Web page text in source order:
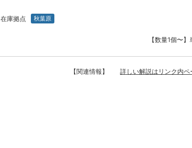
在庫拠点 秋葉原
【数量1個〜
【関連情報】 詳しい解説はリンク内ペ